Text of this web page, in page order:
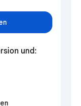
und: